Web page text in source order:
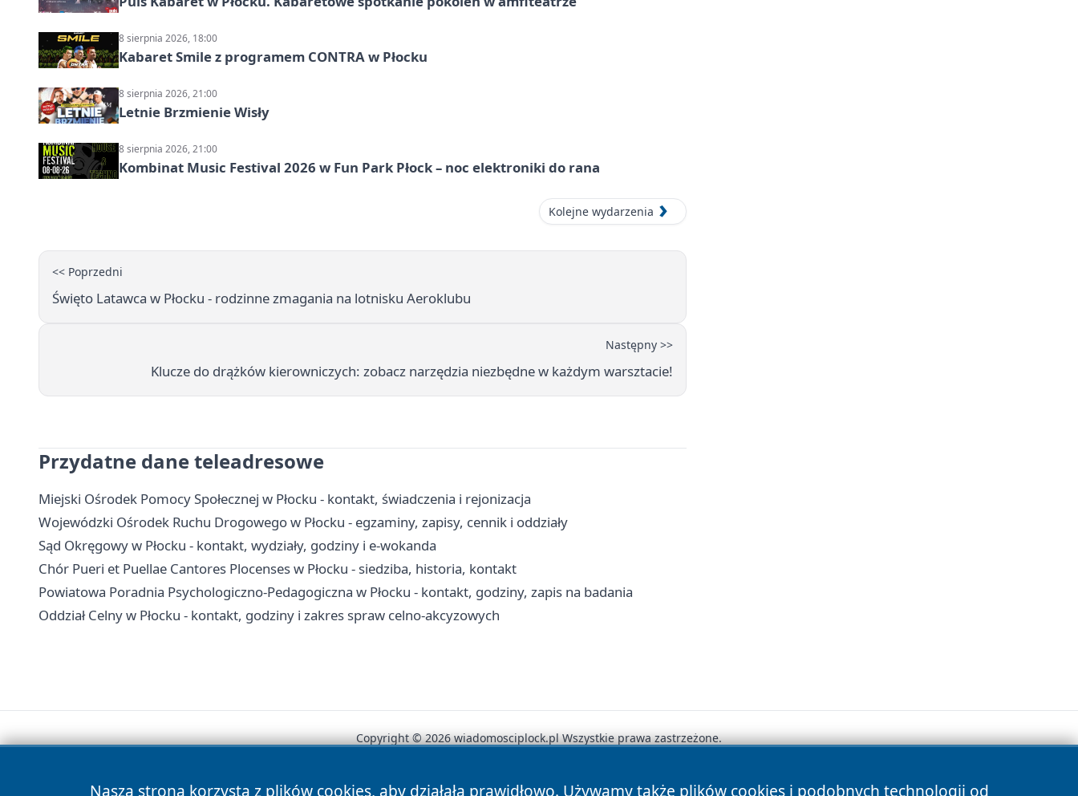
8 sierpnia 2026, 18:00
Kabaret Smile z programem CONTRA w Płocku
8 sierpnia 2026, 21:00
Letnie Brzmienie Wisły
8 sierpnia 2026, 21:00
Kombinat Music Festival 2026 w Fun Park Płock – noc elektroniki do rana
Kolejne wydarzenia
<< Poprzedni
Święto Latawca w Płocku - rodzinne zmagania na lotnisku Aeroklubu
Następny >>
Klucze do drążków kierowniczych: zobacz narzędzia niezbędne w każdym warsztacie!
Przydatne dane teleadresowe
Miejski Ośrodek Pomocy Społecznej w Płocku - kontakt, świadczenia i rejonizacja
Wojewódzki Ośrodek Ruchu Drogowego w Płocku - egzaminy, zapisy, cennik i oddziały
Sąd Okręgowy w Płocku - kontakt, wydziały, godziny i e-wokanda
Chór Pueri et Puellae Cantores Plocenses w Płocku - siedziba, historia, kontakt
Powiatowa Poradnia Psychologiczno-Pedagogiczna w Płocku - kontakt, godziny, zapis na badania
Oddział Celny w Płocku - kontakt, godziny i zakres spraw celno-akcyzowych
Nasza strona korzysta z plików cookies, aby działała prawidłowo. Używamy także plików cookies i podobnych technologii od
Copyright © 2026 wiadomosciplock.pl Wszystkie prawa zastrzeżone.